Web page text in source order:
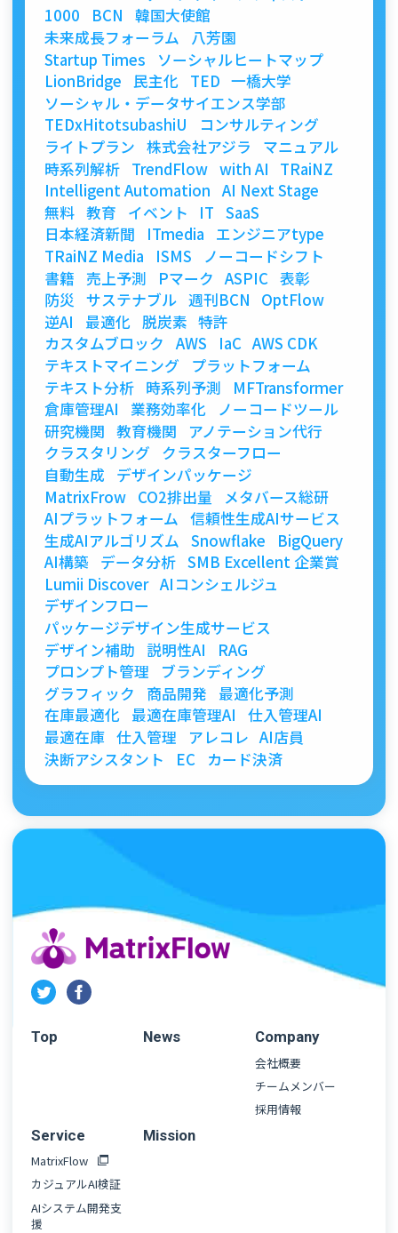
1000
BCN
韓国大使館
未来成長フォーラム
八芳園
Startup Times
ソーシャルヒートマップ
LionBridge 民主化 TED 一橋大学
ソーシャル・データサイエンス学部
TEDxHitotsubashiU
コンサルティング
ライトプラン 株式会社アジラ
マニュアル
時系列解析 TrendFlow with AI
TRaiNZ
Intelligent Automation AI Next Stage
無料 教育 イベント IT SaaS
日本経済新聞
ITmedia
エンジニアtype
TRaiNZ Media
ISMS
ノーコードシフト
書籍
売上予測 Pマーク ASPIC 表彰
防災 サステナブル 週刊BCN
OptFlow
逆AI
最適化 脱炭素 特許
カスタムブロック
AWS IaC AWS CDK
テキストマイニング
プラットフォーム
テキスト分析 時系列予測
MFTransformer
倉庫管理AI
業務効率化
ノーコードツール
研究機関 教育機関
アノテーション代行
クラスタリング
クラスターフロー
自動生成
デザインパッケージ
MatrixFrow CO2排出量
メタバース総研
AIプラットフォーム 信頼性生成AIサービス
生成AIアルゴリズム Snowflake
BigQuery
AI構築
データ分析 SMB Excellent 企業賞
Lumii Discover AIコンシェルジュ
デザインフロー
パッケージデザイン生成サービス
デザイン補助 説明性AI
RAG
プロンプト管理
ブランディング
グラフィック
商品開発
最適化予測
在庫最適化 最適在庫管理AI
仕入管理AI
最適在庫 仕入管理 アレコレ AI店員
決断アシスタント
EC カード決済
Top News
Company
会社概要
チームメンバー
採用情報
Service
MatrixFlow
カジュアルAI検証
AIシステム開発支
援
Mission